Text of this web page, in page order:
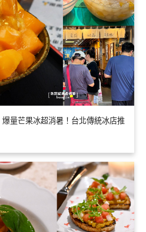
量芒果冰超消暑！台北傳統冰店推